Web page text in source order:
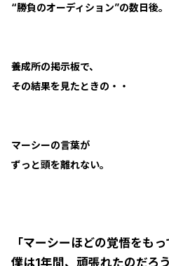
“勝負のオーディション”の数日後。
養成所の掲示板で、
その結果を見たときの・・
マーシーの言葉が
ずっと頭を離れない。
「マーシーほどの覚悟をもっ
僕は1年間、頑張れたのだろ